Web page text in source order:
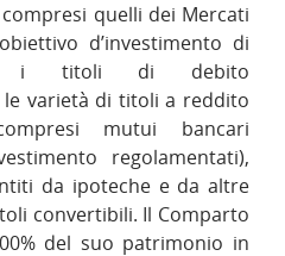
quelli dei Mercati
d’investimento di
i titoli di debito
varietà di titoli a reddito
mutui bancari
regolamentati),
da ipoteche e da altre
convertibili. Il Comparto
del suo patrimonio in